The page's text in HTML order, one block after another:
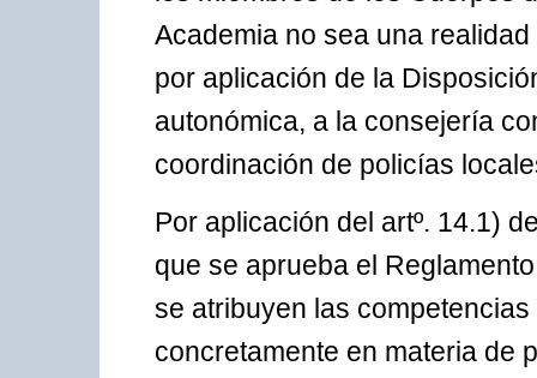
Academia no sea una
por aplicación de la
autonómica, a la consejería
coordinación de policías
Por aplicación del artº. 14.1)
que se aprueba el
se atribuyen las
concretamente en materia de